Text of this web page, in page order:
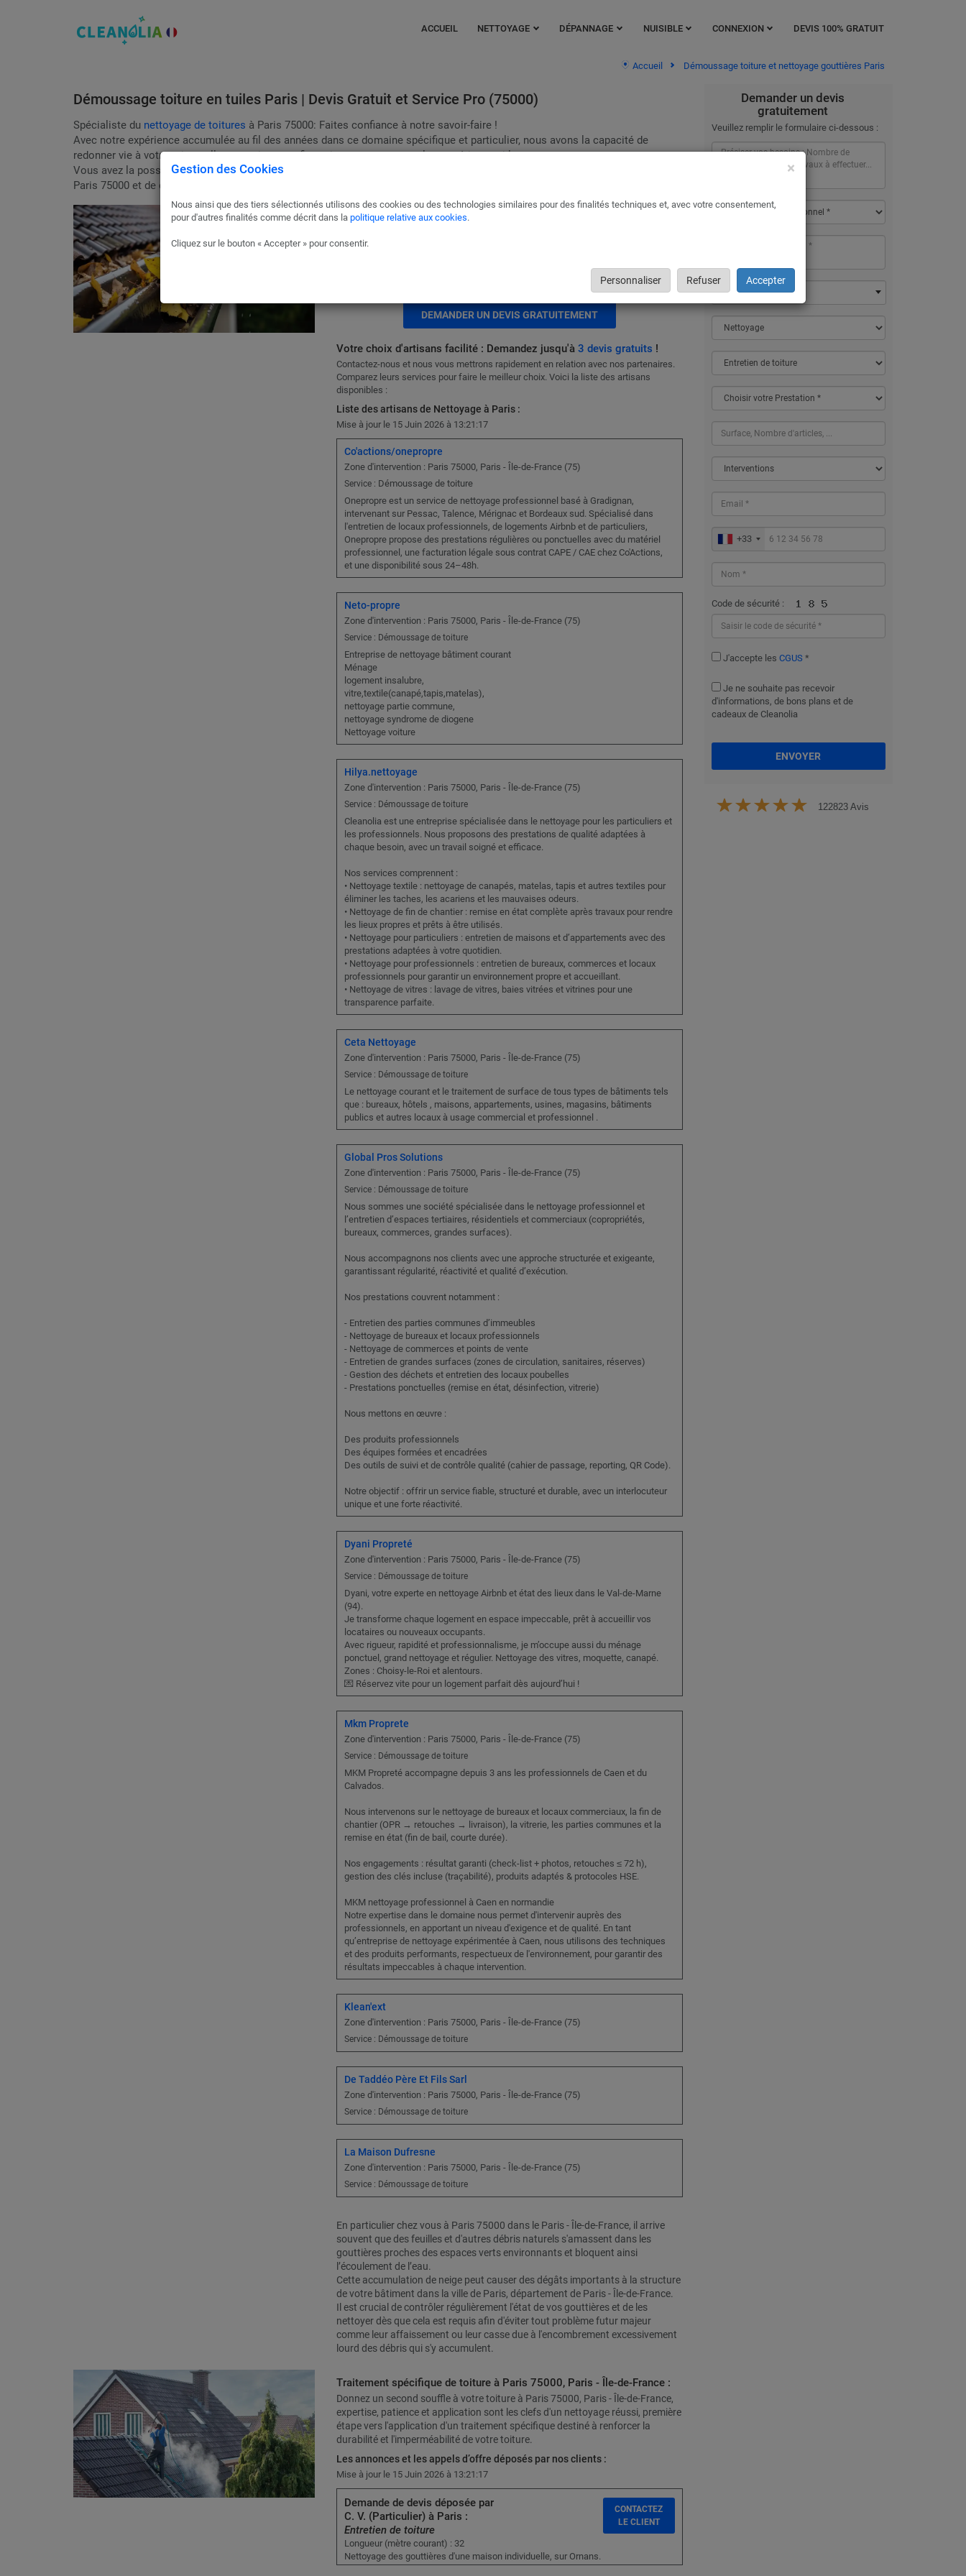
ACCUEIL NETTOYAGE DÉPANNAGE NUISIBLE CONNEXION DEVIS 100% GRATUIT
Accueil Démoussage toiture et nettoyage gouttières Paris
Démoussage toiture en tuiles Paris | Devis Gratuit et Service Pro (75000)
Spécialiste du nettoyage de toitures à Paris 75000: Faites confiance à notre savoir-faire !
Avec notre expérience accumulée au fil des années dans ce domaine spécifique et particulier, nous avons la capacité de
redonner vie à votre toit, quelle que soit sa configuration, sa structure et les matériaux qui le composent.
Vous avez la possibilité de solliciter des devis gratuites auprès de Cleanolia pour le nettoyage de la mousse sur votre toit à
Paris 75000 et de comparer jusqu'à trois soumissions d’experts en toute simplicité.
Entretien des gouttières à Paris
Nettoyage et vérification des gouttières à Paris 75000, Paris - Île-de-France,
branches et débris divers qui peuvent obstruer le passage des eaux pluviales
DEMANDER UN DEVIS GRATUITEMENT
Votre choix d'artisans facilité : Demandez jusqu'à 3 devis gratuits !
Contactez-nous et nous vous mettrons rapidement en relation avec nos partenaires.
Comparez leurs services pour faire le meilleur choix. Voici la liste des artisans
disponibles :
Liste des artisans de Nettoyage à Paris :
Mise à jour le 15 Juin 2026 à 13:21:17
Co'actions/onepropre
Zone d'intervention : Paris 75000, Paris - Île-de-France (75)
Service : Démoussage de toiture
Onepropre est un service de nettoyage professionnel basé à Gradignan,
intervenant sur Pessac, Talence, Mérignac et Bordeaux sud. Spécialisé dans
l'entretien de locaux professionnels, de logements Airbnb et de particuliers,
Onepropre propose des prestations régulières ou ponctuelles avec du matériel
professionnel, une facturation légale sous contrat CAPE / CAE chez Co'Actions,
et une disponibilité sous 24–48h.
Neto-propre
Zone d'intervention : Paris 75000, Paris - Île-de-France (75)
Service : Démoussage de toiture
Entreprise de nettoyage bâtiment courant
Ménage
logement insalubre,
vitre,textile(canapé,tapis,matelas),
nettoyage partie commune,
nettoyage syndrome de diogene
Nettoyage voiture
Hilya.nettoyage
Zone d'intervention : Paris 75000, Paris - Île-de-France (75)
Service : Démoussage de toiture
Cleanolia est une entreprise spécialisée dans le nettoyage pour les particuliers et
les professionnels. Nous proposons des prestations de qualité adaptées à
chaque besoin, avec un travail soigné et efficace.
Nos services comprennent :
• Nettoyage textile : nettoyage de canapés, matelas, tapis et autres textiles pour
éliminer les taches, les acariens et les mauvaises odeurs.
• Nettoyage de fin de chantier : remise en état complète après travaux pour rendre
les lieux propres et prêts à être utilisés.
• Nettoyage pour particuliers : entretien de maisons et d’appartements avec des
prestations adaptées à votre quotidien.
• Nettoyage pour professionnels : entretien de bureaux, commerces et locaux
professionnels pour garantir un environnement propre et accueillant.
• Nettoyage de vitres : lavage de vitres, baies vitrées et vitrines pour une
transparence parfaite.
Ceta Nettoyage
Zone d'intervention : Paris 75000, Paris - Île-de-France (75)
Service : Démoussage de toiture
Le nettoyage courant et le traitement de surface de tous types de bâtiments tels
que : bureaux, hôtels , maisons, appartements, usines, magasins, bâtiments
publics et autres locaux à usage commercial et professionnel .
Global Pros Solutions
Zone d'intervention : Paris 75000, Paris - Île-de-France (75)
Service : Démoussage de toiture
Nous sommes une société spécialisée dans le nettoyage professionnel et
l’entretien d’espaces tertiaires, résidentiels et commerciaux (copropriétés,
bureaux, commerces, grandes surfaces).
Nous accompagnons nos clients avec une approche structurée et exigeante,
garantissant régularité, réactivité et qualité d’exécution.
Nos prestations couvrent notamment :
- Entretien des parties communes d’immeubles
- Nettoyage de bureaux et locaux professionnels
- Nettoyage de commerces et points de vente
- Entretien de grandes surfaces (zones de circulation, sanitaires, réserves)
- Gestion des déchets et entretien des locaux poubelles
- Prestations ponctuelles (remise en état, désinfection, vitrerie)
Nous mettons en œuvre :
Des produits professionnels
Des équipes formées et encadrées
Des outils de suivi et de contrôle qualité (cahier de passage, reporting, QR Code).
Notre objectif : offrir un service fiable, structuré et durable, avec un interlocuteur
unique et une forte réactivité.
Dyani Propreté
Zone d'intervention : Paris 75000, Paris - Île-de-France (75)
Service : Démoussage de toiture
Dyani, votre experte en nettoyage Airbnb et état des lieux dans le Val-de-Marne
(94).
Je transforme chaque logement en espace impeccable, prêt à accueillir vos
locataires ou nouveaux occupants.
Avec rigueur, rapidité et professionnalisme, je m’occupe aussi du ménage
ponctuel, grand nettoyage et régulier. Nettoyage des vitres, moquette, canapé.
Zones : Choisy-le-Roi et alentours.
💌 Réservez vite pour un logement parfait dès aujourd’hui !
Mkm Proprete
Zone d'intervention : Paris 75000, Paris - Île-de-France (75)
Service : Démoussage de toiture
MKM Propreté accompagne depuis 3 ans les professionnels de Caen et du
Calvados.
Nous intervenons sur le nettoyage de bureaux et locaux commerciaux, la fin de
chantier (OPR → retouches → livraison), la vitrerie, les parties communes et la
remise en état (fin de bail, courte durée).
Nos engagements : résultat garanti (check-list + photos, retouches ≤ 72 h),
gestion des clés incluse (traçabilité), produits adaptés & protocoles HSE.
MKM nettoyage professionnel à Caen en normandie
Notre expertise dans le domaine nous permet d'intervenir auprès des
professionnels, en apportant un niveau d'exigence et de qualité. En tant
qu’entreprise de nettoyage expérimentée à Caen, nous utilisons des techniques
et des produits performants, respectueux de l'environnement, pour garantir des
résultats impeccables à chaque intervention.
Klean'ext
Zone d'intervention : Paris 75000, Paris - Île-de-France (75)
Service : Démoussage de toiture
De Taddéo Père Et Fils Sarl
Zone d'intervention : Paris 75000, Paris - Île-de-France (75)
Service : Démoussage de toiture
La Maison Dufresne
Zone d'intervention : Paris 75000, Paris - Île-de-France (75)
Service : Démoussage de toiture
En particulier chez vous à Paris 75000 dans le Paris - Île-de-France, il arrive
souvent que des feuilles et d'autres débris naturels s'amassent dans les
gouttières proches des espaces verts environnants et bloquent ainsi
l’écoulement de l’eau.
Cette accumulation de neige peut causer des dégâts importants à la structure
de votre bâtiment dans la ville de Paris, département de Paris - Île-de-France.
Il est crucial de contrôler régulièrement l'état de vos gouttières et de les
nettoyer dès que cela est requis afin d'éviter tout problème futur majeur
comme leur affaissement ou leur casse due à l'encombrement excessivement
lourd des débris qui s'y accumulent.
Traitement spécifique de toiture à Paris 75000, Paris - Île-de-France :
Donnez un second souffle à votre toiture à Paris 75000, Paris - Île-de-France,
expertise, patience et application sont les clefs d'un nettoyage réussi, première
étape vers l'application d'un traitement spécifique destiné à renforcer la
durabilité et l'imperméabilité de votre toiture.
Les annonces et les appels d’offre déposés par nos clients :
Mise à jour le 15 Juin 2026 à 13:21:17
Demande de devis déposée par
C. V. (Particulier) à Paris :
Entretien de toiture
Longueur (mètre courant) : 32
Nettoyage des gouttières d'une maison individuelle, sur Ornans.
CONTACTEZ
LE CLIENT
Demander un devis
gratuitement
Veuillez remplir le formulaire ci-dessous :
75000 - Paris
+33
Code de sécurité :
J'accepte les CGUS *
Je ne souhaite pas recevoir
d'informations, de bons plans et de
cadeaux de Cleanolia
ENVOYER
122823 Avis
Gestion des Cookies ×
Nous ainsi que des tiers sélectionnés utilisons des cookies ou des technologies similaires pour des finalités techniques et, avec votre consentement,
pour d'autres finalités comme décrit dans la politique relative aux cookies.
Cliquez sur le bouton « Accepter » pour consentir.
Personnaliser Refuser Accepter